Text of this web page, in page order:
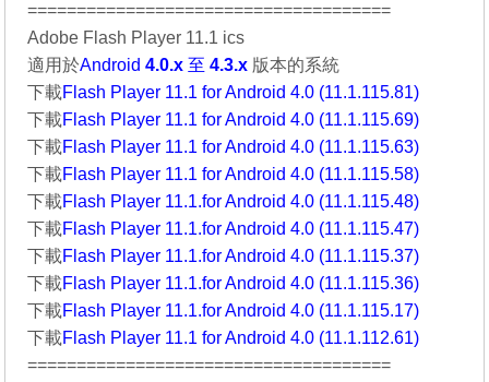
=====================================
Adobe Flash Player 11.1 ics
適用於Android 4.0.x 至 4.3.x 版本的系統
下載Flash Player 11.1 for Android 4.0 (11.1.115.81)
下載Flash Player 11.1 for Android 4.0 (11.1.115.69)
下載Flash Player 11.1 for Android 4.0 (11.1.115.63)
下載Flash Player 11.1 for Android 4.0 (11.1.115.58)
下載Flash Player 11.1.for Android 4.0 (11.1.115.48)
下載Flash Player 11.1.for Android 4.0 (11.1.115.47)
下載Flash Player 11.1.for Android 4.0 (11.1.115.37)
下載Flash Player 11.1.for Android 4.0 (11.1.115.36)
下載Flash Player 11.1.for Android 4.0 (11.1.115.17)
下載Flash Player 11.1 for Android 4.0 (11.1.112.61)
=====================================